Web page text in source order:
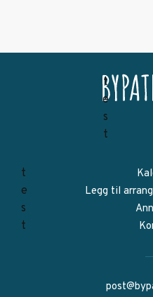
Legg til